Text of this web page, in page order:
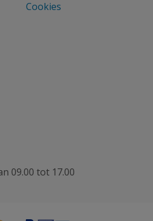
Cookies
09.00 tot 17.00